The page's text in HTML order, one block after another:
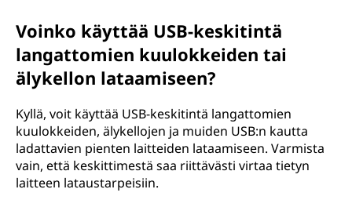
Voinko käyttää USB-keskitintä
langattomien kuulokkeiden tai
älykellon lataamiseen?
Kyllä, voit käyttää USB-keskitintä langattomien
kuulokkeiden, älykellojen ja muiden USB:n kautta
ladattavien pienten laitteiden lataamiseen. Varmista
vain, että keskittimestä saa riittävästi virtaa tietyn
laitteen lataustarpeisiin.